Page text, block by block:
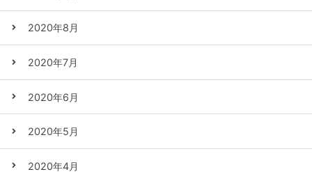
2020年8月
2020年7月
2020年6月
2020年5月
2020年4月